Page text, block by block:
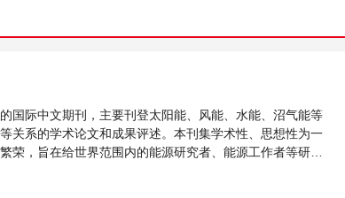
国际中文期刊，主要刊登太阳能、风能、水能、沼气能等
关系的学术论文和成果评述。本刊集学术性、思想性为一
，旨在给世界范围内的能源研究者、能源工作者等研究
性发展的交流平台。